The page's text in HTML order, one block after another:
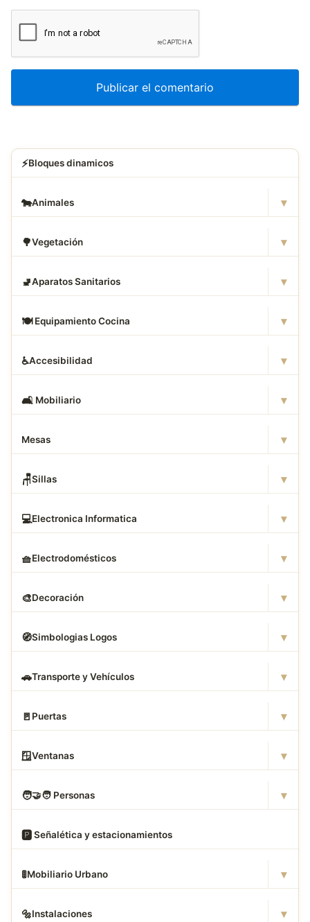
⚡Bloques dinamicos
🐄Animales ▾
🌳Vegetación ▾
🚽Aparatos Sanitarios ▾
🍽️ Equipamiento Cocina ▾
♿Accesibilidad ▾
🛋 ️ Mobiliario ▾
Mesas ▾
🪑Sillas ▾
💻Electronica Informatica ▾
🧺Electrodomésticos ▾
🎨Decoración ▾
🧭Simbologias Logos ▾
🚗Transporte y Vehículos ▾
🚪 Puertas ▾
🪟Ventanas ▾
🧑‍🤝‍🧑 Personas ▾
🅿️ Señalética y estacionamientos
🚦Mobiliario Urbano ▾
🔩Instalaciones ▾